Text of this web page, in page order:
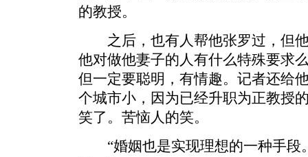
的教授。
之后，也有人帮他张罗过，但他
他对做他妻子的人有什么特殊要求
但一定要聪明，有情趣。记者还给
个城市小，因为已经升职为正教授
笑了。苦恼人的笑。
“婚姻也是实现理想的一种手段